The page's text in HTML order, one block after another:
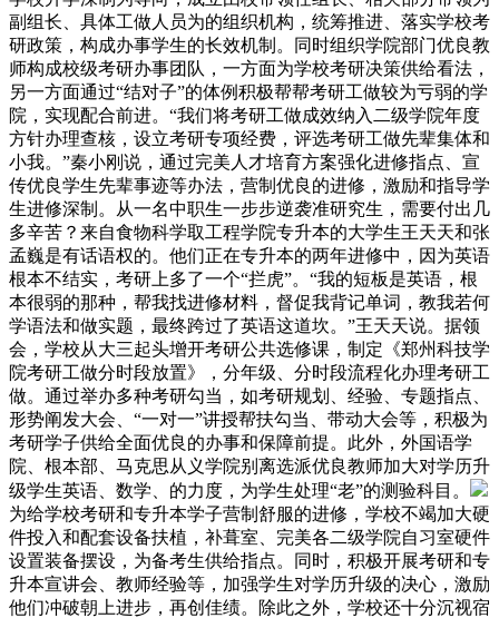
副组长、具体工做人员为的组织机构，统筹推进、落实学校考
研政策，构成办事学生的长效机制。同时组织学院部门优良教
师构成校级考研办事团队，一方面为学校考研决策供给看法，
另一方面通过“结对子”的体例积极帮帮考研工做较为亏弱的学
院，实现配合前进。“我们将考研工做成效纳入二级学院年度
方针办理查核，设立考研专项经费，评选考研工做先辈集体和
小我。”秦小刚说，通过完美人才培育方案强化进修指点、宣
传优良学生先辈事迹等办法，营制优良的进修，激励和指导学
生进修深制。从一名中职生一步步逆袭准研究生，需要付出几
多辛苦？来自食物科学取工程学院专升本的大学生王天天和张
孟巍是有话语权的。他们正在专升本的两年进修中，因为英语
根本不结实，考研上多了一个“拦虎”。“我的短板是英语，根
本很弱的那种，帮我找进修材料，督促我背记单词，教我若何
学语法和做实题，最终跨过了英语这道坎。”王天天说。据领
会，学校从大三起头增开考研公共选修课，制定《郑州科技学
院考研工做分时段放置》，分年级、分时段流程化办理考研工
做。通过举办多种考研勾当，如考研规划、经验、专题指点、
形势阐发大会、“一对一”讲授帮扶勾当、带动大会等，积极为
考研学子供给全面优良的办事和保障前提。此外，外国语学
院、根本部、马克思从义学院别离选派优良教师加大对学历升
级学生英语、数学、的力度，为学生处理“老”的测验科目。
为给学校考研和专升本学子营制舒服的进修，学校不竭加大硬
件投入和配套设备扶植，补葺室、完美各二级学院自习室硬件
设置装备摆设，为备考生供给指点。同时，积极开展考研和专
升本宣讲会、教师经验等，加强学生对学历升级的决心，激励
他们冲破朝上进步，再创佳绩。除此之外，学校还十分沉视宿